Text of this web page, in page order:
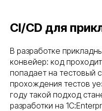
CI/CD для
В разработке
конвейер: код
попадает на тестовый
прохождения тестов
году такой подход
разработки на